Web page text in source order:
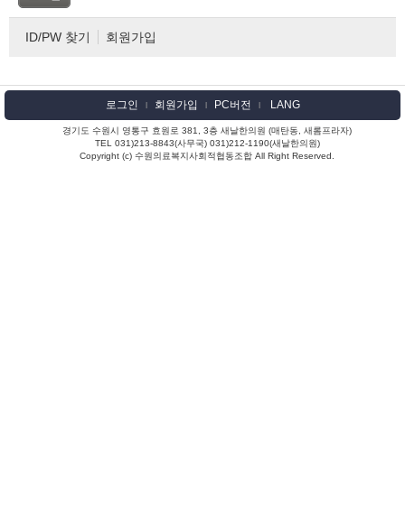
ID/PW 찾기 회원가입
로그인 l 회원가입 l PC버전 l LANG
경기도 수원시 영통구 효원로 381, 3층 새날한의원 (매탄동, 새롬프라자)
TEL 031)213-8843(사무국) 031)212-1190(새날한의원)
Copyright (c) 수원의료복지사회적협동조합 All Right Reserved.